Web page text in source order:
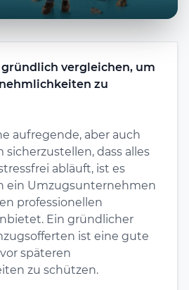
vergleichen, um
zu
aufregende, aber auch
sicherzustellen, dass alles
abläuft, ist es
ein Umzugsunternehmen
professionellen
Ein gründlicher
ist eine gute
späteren
zu schützen.